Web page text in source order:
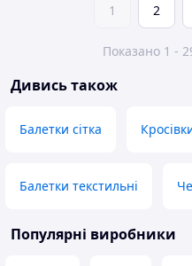
1 2
Показано 1 -
Дивись також
Балетки сітка
Балетки текстильні
Популярні виробники